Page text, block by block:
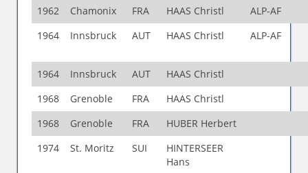
1962 Chamonix FRA HAAS Christl
ALP-AF
1964
Innsbruck AUT HAAS Christl ALP-AF
1964 Innsbruck AUT
HAAS Christl
1968
Grenoble FRA
HAAS Christl
1968
Grenoble FRA
HUBER Herbert
1974
St. Moritz SUI
HINTERSEER
Hans